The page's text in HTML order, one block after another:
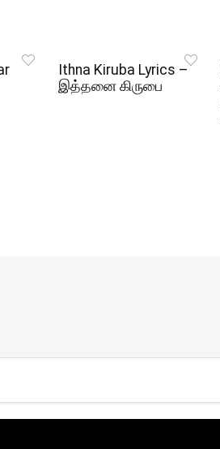
Ithna Kiruba Lyrics –
இத்தனை கிருபை